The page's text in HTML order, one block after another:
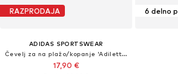
RAZPRODAJA
ADIDAS SPORTSWEAR
Čevelj za na plažo/kopanje 'Adilette Aqua'
17,90 €
6 delno